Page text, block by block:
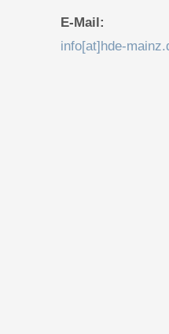
E-Mail:
info[at]hde-